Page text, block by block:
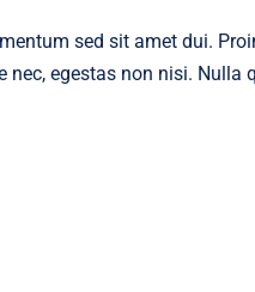
sed sit amet dui.
egestas non nisi. Nulla